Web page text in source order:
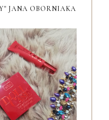
JANA OBORNIAKA